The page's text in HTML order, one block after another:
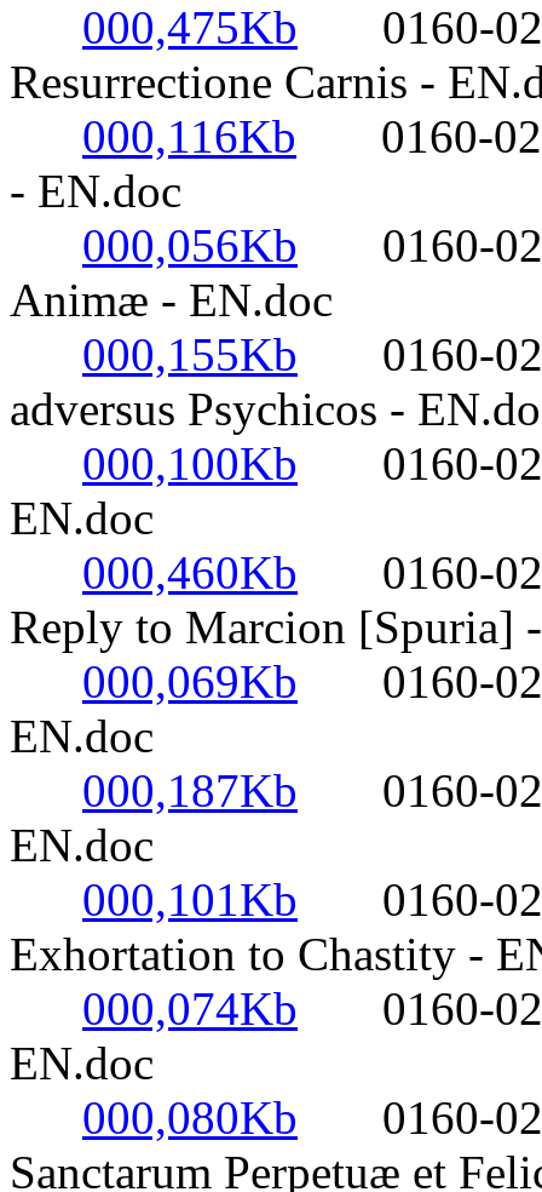
000,475Kb 0160-
Resurrectione Carnis -
000,116Kb 0160-
- EN.doc
000,056Kb 0160-
Animæ - EN.doc
000,155Kb 0160-
adversus Psychicos -
000,100Kb 0160-
EN.doc
000,460Kb 0160-
Reply to Marcion [Spuria]
000,069Kb 0160-
EN.doc
000,187Kb 0160-
EN.doc
000,101Kb 0160-
Exhortation to Chastity -
000,074Kb 0160-
EN.doc
000,080Kb 0160-
Sanctarum Perpetuæ et